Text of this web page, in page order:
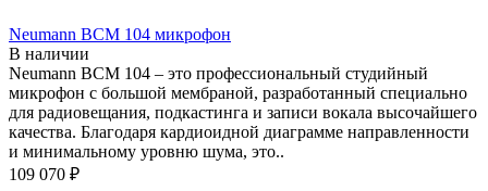
Neumann BCM 104 микрофон
В наличии
Neumann BCM 104 – это профессиональный студийный
микрофон с большой мембраной, разработанный специально
для радиовещания, подкастинга и записи вокала высочайшего
качества. Благодаря кардиоидной диаграмме направленности
и минимальному уровню шума, это..
109 070 ₽